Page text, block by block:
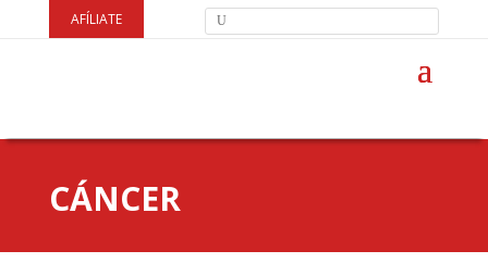
AFÍLIATE
CÁNCER